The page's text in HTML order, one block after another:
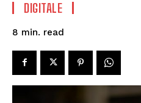
DIGITALE
8 min. read